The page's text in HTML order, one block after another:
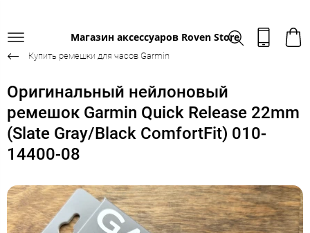
Магазин аксессуаров Roven Store
Купить ремешки для часов Garmin
Оригинальный нейлоновый
ремешок Garmin Quick Release 22mm
(Slate Gray/Black ComfortFit) 010-
14400-08